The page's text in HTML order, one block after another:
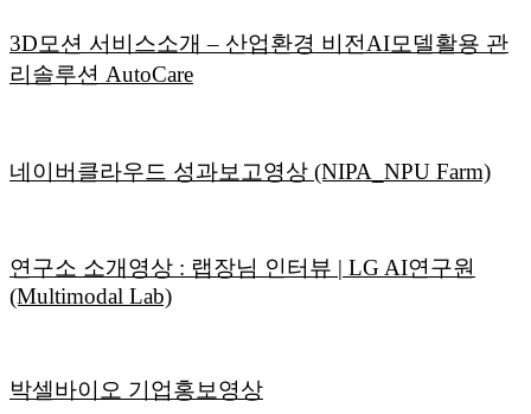
3D모션 서비스소개 – 산업환경 비전AI모델활용 관
리솔루션 AutoCare
네이버클라우드 성과보고영상 (NIPA_NPU Farm)
연구소 소개영상 : 랩장님 인터뷰 | LG AI연구원
(Multimodal Lab)
박셀바이오 기업홍보영상